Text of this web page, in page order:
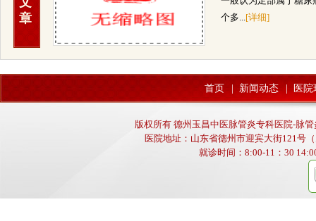
章
个多...[详细]
首页 新闻动态 医
版权所有 德州玉昌中医脉管炎专科医院-脉
医院地址：山东省德州市迎宾大街121号
就诊时间：8:00-11：30